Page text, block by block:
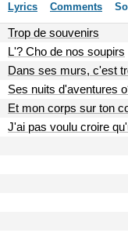
Lyrics Comments
Trop de souvenirs
L'? Cho de nos soupirs
Dans ses murs, c'est
Ses nuits d'aventures
Et mon corps sur ton
J'ai pas voulu croire